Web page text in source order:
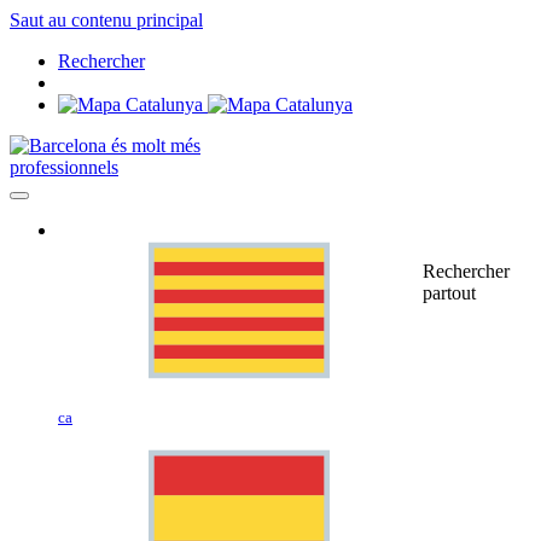
Saut au contenu principal
Rechercher
professionnels
ca
Rechercher
partout